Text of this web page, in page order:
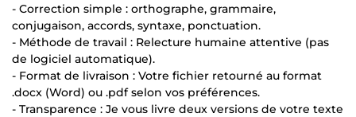
- Correction simple : orthographe, grammaire,
conjugaison, accords, syntaxe, ponctuation.
- Méthode de travail : Relecture humaine attentive (pas
de logiciel automatique).
- Format de livraison : Votre fichier retourné au format
.docx (Word) ou .pdf selon vos préférences.
- Transparence : Je vous livre deux versions de votre texte